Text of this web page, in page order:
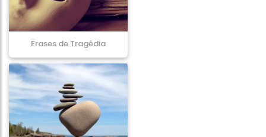
Frases de Tragédia